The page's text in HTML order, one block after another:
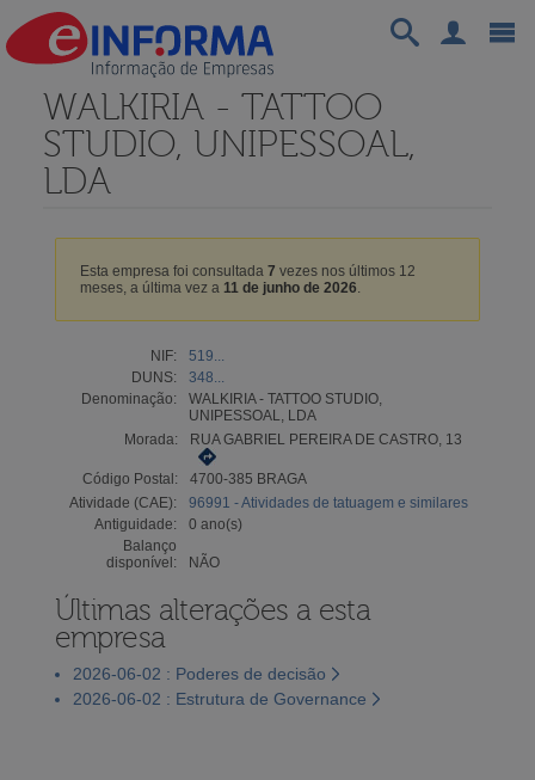
WALKIRIA - TATTOO
STUDIO, UNIPESSOAL,
LDA
Esta empresa foi consultada 7 vezes nos últimos 12
meses, a última vez a 11 de junho de 2026.
NIF:
519...
DUNS:
348...
Denominação:
WALKIRIA - TATTOO STUDIO,
UNIPESSOAL, LDA
Morada:
RUA GABRIEL PEREIRA DE CASTRO, 13
Código Postal:
4700-385 BRAGA
Atividade (CAE):
96991 - Atividades de tatuagem e similares
Antiguidade:
0 ano(s)
Balanço
disponível:
NÃO
Últimas alterações a esta
empresa
2026-06-02 : Poderes de decisão
2026-06-02 : Estrutura de Governance